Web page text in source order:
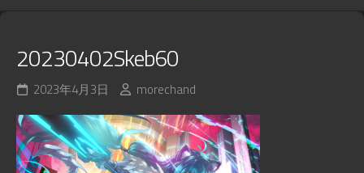
20230402Skeb60
2023年4月3日 morechand